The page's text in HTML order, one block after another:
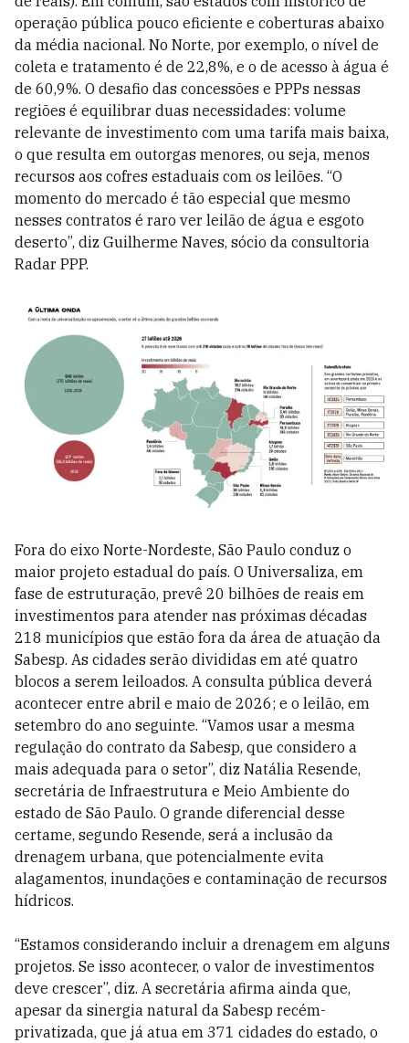
operação pública pouco eficiente e coberturas abaixo
da média nacional. No Norte, por exemplo, o nível de
coleta e tratamento é de 22,8%, e o de acesso à água é
de 60,9%. O desafio das concessões e PPPs nessas
regiões é equilibrar duas necessidades: volume
relevante de investimento com uma tarifa mais baixa,
o que resulta em outorgas menores, ou seja, menos
recursos aos cofres estaduais com os leilões. “O
momento do mercado é tão especial que mesmo
nesses contratos é raro ver leilão de água e esgoto
deserto”, diz Guilherme Naves, sócio da consultoria
Radar PPP.
Fora do eixo Norte-Nordeste, São Paulo conduz o
maior projeto estadual do país. O Universaliza, em
fase de estruturação, prevê 20 bilhões de reais em
investimentos para atender nas próximas décadas
218 municípios que estão fora da área de atuação da
Sabesp. As cidades serão divididas em até quatro
blocos a serem leiloados. A consulta pública deverá
acontecer entre abril e maio de 2026; e o leilão, em
setembro do ano seguinte. “Vamos usar a mesma
regulação do contrato da Sabesp, que considero a
mais adequada para o setor”, diz Natália Resende,
secretária de Infraestrutura e Meio Ambiente do
estado de São Paulo. O grande diferencial desse
certame, segundo Resende, será a inclusão da
drenagem urbana, que potencialmente evita
alagamentos, inundações e contaminação de recursos
hídricos.
“Estamos considerando incluir a drenagem em alguns
projetos. Se isso acontecer, o valor de investimentos
deve crescer”, diz. A secretária afirma ainda que,
apesar da sinergia natural da Sabesp recém-
privatizada, que já atua em 371 cidades do estado, o